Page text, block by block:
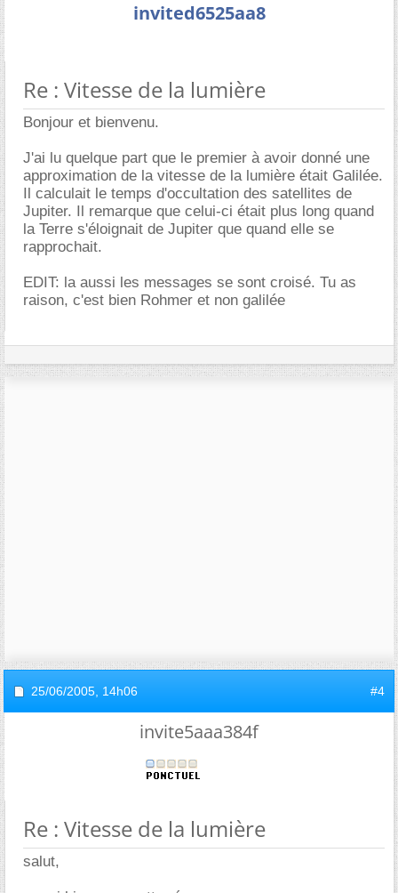
invited6525aa8
Re : Vitesse de la lumière
Bonjour et bienvenu.
J'ai lu quelque part que le premier à avoir donné une
approximation de la vitesse de la lumière était Galilée.
Il calculait le temps d'occultation des satellites de
Jupiter. Il remarque que celui-ci était plus long quand
la Terre s'éloignait de Jupiter que quand elle se
rapprochait.
EDIT: la aussi les messages se sont croisé. Tu as
raison, c'est bien Rohmer et non galilée
25/06/2005, 14h06 #4
invite5aaa384f
Re : Vitesse de la lumière
salut,